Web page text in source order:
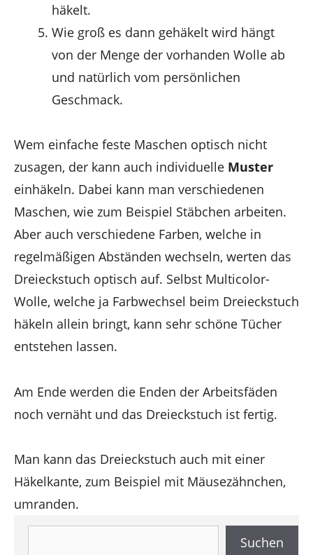
häkelt.
Wie groß es dann gehäkelt wird hängt
von der Menge der vorhanden Wolle ab
und natürlich vom persönlichen
Geschmack.
Wem einfache feste Maschen optisch nicht
zusagen, der kann auch individuelle Muster
einhäkeln. Dabei kann man verschiedenen
Maschen, wie zum Beispiel Stäbchen arbeiten.
Aber auch verschiedene Farben, welche in
regelmäßigen Abständen wechseln, werten das
Dreieckstuch optisch auf. Selbst Multicolor-
Wolle, welche ja Farbwechsel beim Dreieckstuch
häkeln allein bringt, kann sehr schöne Tücher
entstehen lassen.
Am Ende werden die Enden der Arbeitsfäden
noch vernäht und das Dreieckstuch ist fertig.
Man kann das Dreieckstuch auch mit einer
Häkelkante, zum Beispiel mit Mäusezähnchen,
umranden.
Suchen